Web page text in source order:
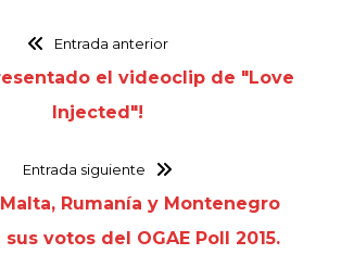
Entrada anterior
el videoclip de "Love
Injected"!
Entrada siguiente
Rumanía y Montenegro
votos del OGAE Poll 2015.